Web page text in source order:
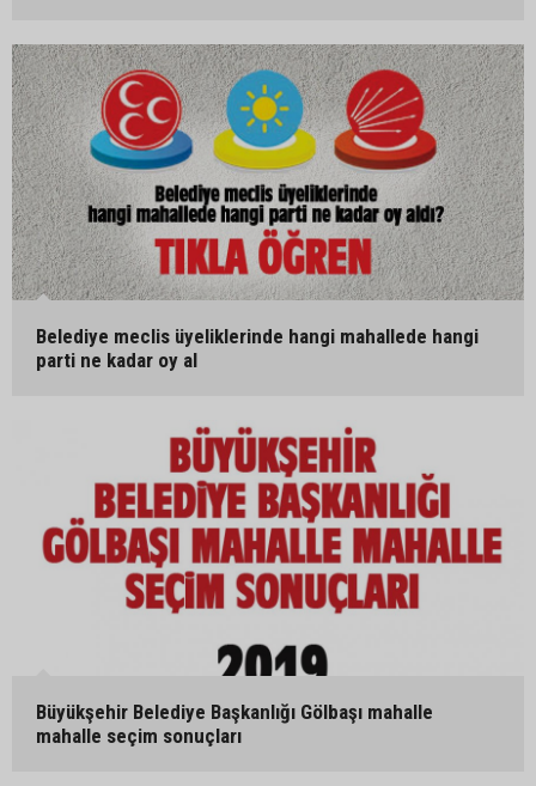
Belediye meclis üyeliklerinde hangi mahallede hangi
parti ne kadar oy al
Büyükşehir Belediye Başkanlığı Gölbaşı mahalle
mahalle seçim sonuçları